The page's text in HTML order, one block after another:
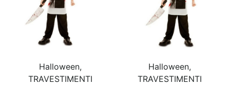
Halloween,
TRAVESTIMENTI
Halloween,
TRAVESTIMENTI